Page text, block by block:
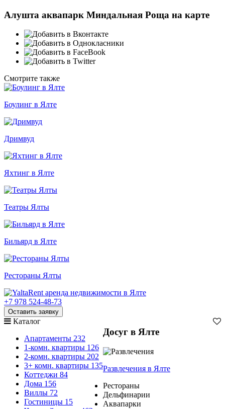
Алушта аквапарк Миндальная Роща на карте
Смотрите также
Боулинг в Ялте
Дримвуд
Яхтинг в Ялте
Театры Ялты
Бильярд в Ялте
Рестораны Ялты
+7 978 524-48-73
Оставить заявку
Каталог
Апартаменты 232
1-комн. квартиры 126
2-комн. квартиры 202
3+ комн. квартиры 135
Коттеджи 84
Дома 156
Виллы 72
Гостиницы 15
Досуг в Ялте
Развлечения в Ялте
Рестораны
Дельфинарии
Аквапарки